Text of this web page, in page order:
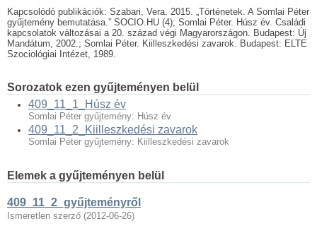
Kapcsolódó publikációk: Szabari, Vera. 2015. „Történetek. A Somlai Péter
gyűjtemény bemutatása.” SOCIO.HU (4); Somlai Péter. Húsz év. Családi
kapcsolatok változásai a 20. század végi Magyarországon. Budapest: Új
Mandátum, 2002.; Somlai Péter. Kiilleszkedési zavarok. Budapest: ELTE
Szociológiai Intézet, 1989.
Sorozatok ezen gyűjteményen belül
409_11_1_Húsz év
Somlai Péter gyűjtemény: Húsz év
409_11_2_Kiilleszkedési zavarok
Somlai Péter gyűjtemény: Kiilleszkedési zavarok
Elemek a gyűjteményen belül
409_11_2_gyűjteményről
Ismeretlen szerző (2012-06-26)